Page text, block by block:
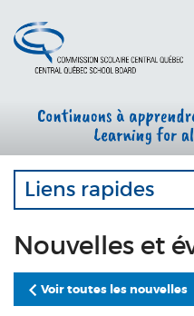
Liens rapides
Nouvelles et
Voir toutes les nouvelles